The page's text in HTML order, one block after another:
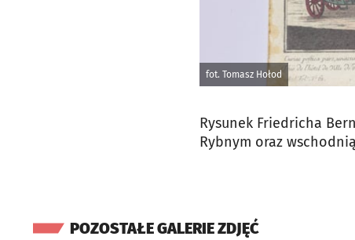
fot. Tomasz Hołod
Rysunek Friedricha
Rybnym oraz
POZOSTAŁE GALERIE ZDJĘĆ